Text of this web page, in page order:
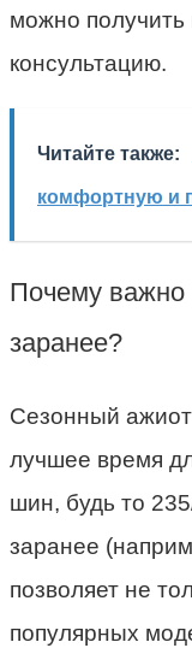
можно
консультацию.
Читайте также:
комфортную и
Почему важно
заранее?
Сезонный
лучшее время
шин, будь то
заранее
позволяет не
популярных